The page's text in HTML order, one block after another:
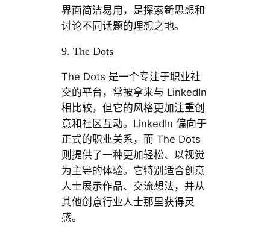
界面简洁易用，是探索新思想和
讨论不同话题的理想之地。
9. The Dots
The Dots 是一个专注于职业社
交的平台，常被拿来与 LinkedIn
相比较，但它的风格更加注重创
意和社区互动。LinkedIn 偏向于
正式的职业关系，而 The Dots
则提供了一种更加轻松、以视觉
为主导的体验。它特别适合创意
人士展示作品、交流想法，并从
其他创意行业人士那里获得灵
感。